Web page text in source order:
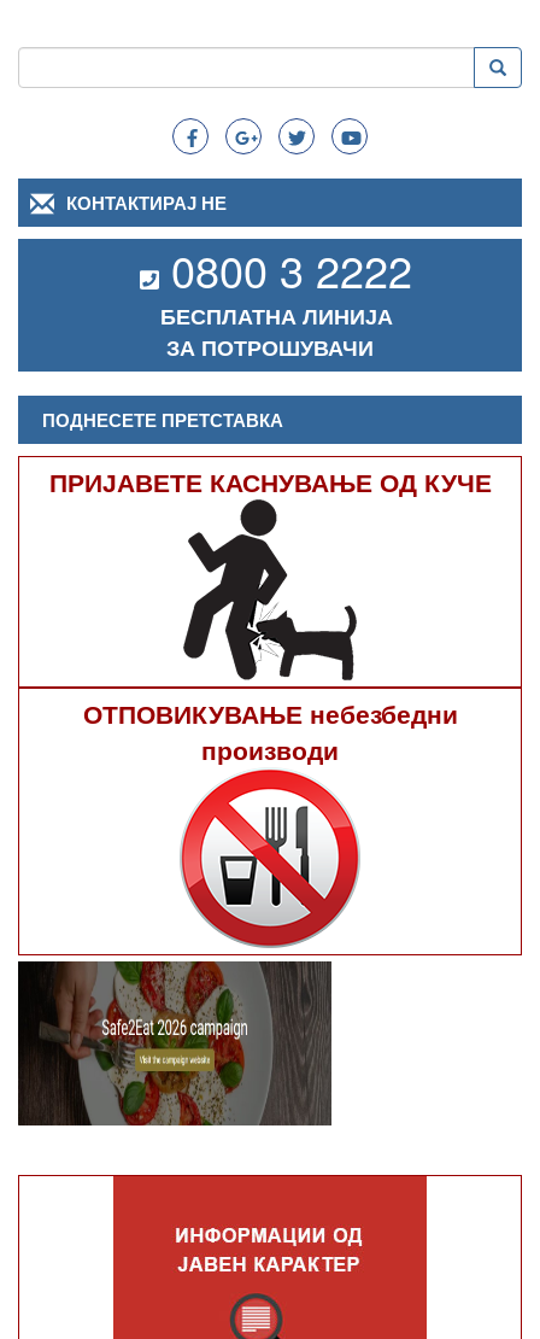
Search
Пребарување
КОНТАКТИРАЈ НЕ
0800 3 2222
БЕСПЛАТНА ЛИНИЈА
ЗА ПОТРОШУВАЧИ
ПОДНЕСЕТЕ ПРЕТСТАВКА
ПРИЈАВЕТЕ КАСНУВАЊЕ ОД КУЧЕ
ОТПОВИКУВАЊЕ небезбедни
производи